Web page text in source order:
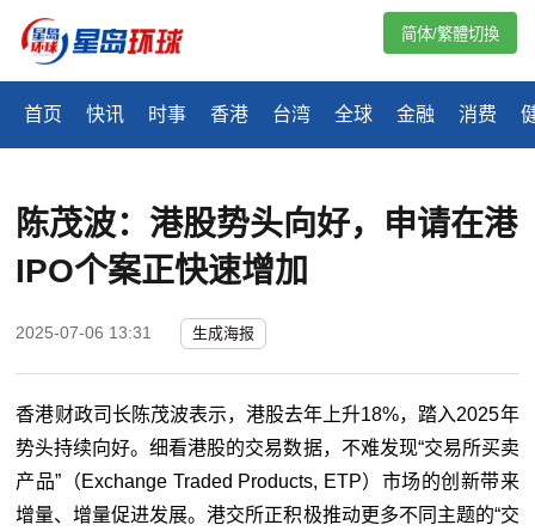
首页 快讯 时事 香港 台湾 全球 金融 消费
简体/繁體切換
陈茂波：港股势头向好，申请在港
IPO个案正快速增加
2025-07-06 13:31 生成海报
香港财政司长陈茂波表示，港股去年上升18%，踏入2025年
势头持续向好。细看港股的交易数据，不难发现“交易所买卖
产品”（Exchange Traded Products, ETP）市场的创新带来
增量、增量促进发展。港交所正积极推动更多不同主题的“交